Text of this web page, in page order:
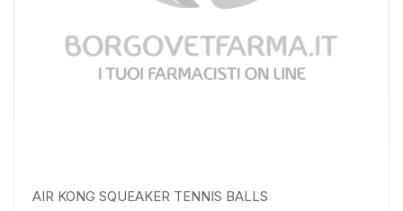
AIR KONG SQUEAKER TENNIS BALLS